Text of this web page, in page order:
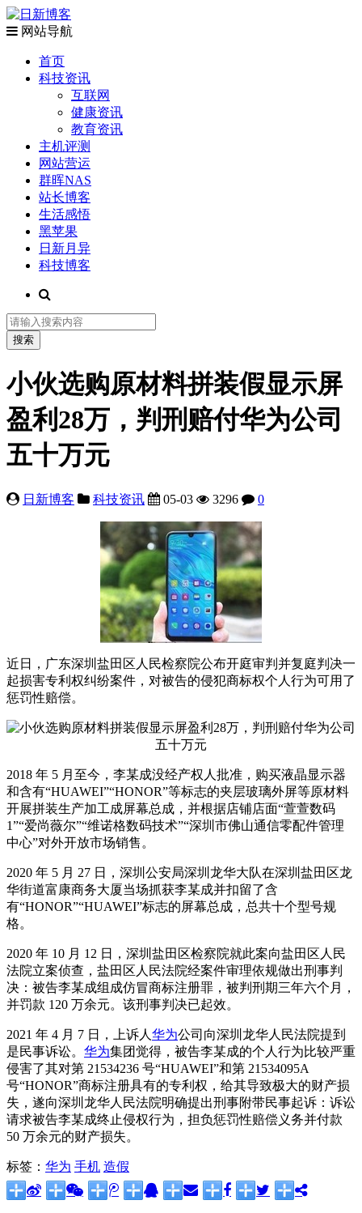
网站导航
首页
科技资讯
互联网
健康资讯
教育资讯
主机评测
网站营运
群晖NAS
站长博客
生活感悟
黑苹果
日新月异
科技博客
小伙选购原材料拼装假显示屏
盈利28万，判刑赔付华为公司
五十万元
日新博客 科技资讯 05-03 3296 0
近日，广东深圳盐田区人民检察院公布开庭审判并复庭判决一
起损害专利权纠纷案件，对被告的侵犯商标权个人行为可用了
惩罚性赔偿。
2018 年 5 月至今，李某成没经产权人批准，购买液晶显示器
和含有“HUAWEI”“HONOR”等标志的夹层玻璃外屏等原材料
开展拼装生产加工成屏幕总成，并根据店铺店面“萱萱数码
1”“爱尚薇尔”“维诺格数码技术”“深圳市佛山通信零配件管理
中心”对外开放市场销售。
2020 年 5 月 27 日，深圳公安局深圳龙华大队在深圳盐田区龙
华街道富康商务大厦当场抓获李某成并扣留了含
有“HONOR”“HUAWEI”标志的屏幕总成，总共十个型号规
格。
2020 年 10 月 12 日，深圳盐田区检察院就此案向盐田区人民
法院立案侦查，盐田区人民法院经案件审理依规做出刑事判
决：被告李某成组成仿冒商标注册罪，被判刑期三年六个月，
并罚款 120 万余元。该刑事判决已起效。
2021 年 4 月 7 日，上诉人 华为公司向深圳龙华人民法院提到
是民事诉讼。 华为集团觉得，被告李某成的个人行为比较严重
侵害了其对第 21534236 号“HUAWEI”和第 21534095A
号“HONOR”商标注册具有的专利权，给其导致极大的财产损
失，遂向深圳龙华人民法院明确提出刑事附带民事起诉：诉讼
请求被告李某成终止侵权行为，担负惩罚性赔偿义务并付款
50 万余元的财产损失。
标签： 华为 手机 造假